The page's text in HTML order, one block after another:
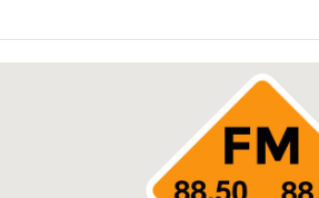
زاخو ڤە دشین سەرەدانا گوندیێن خو بکەن